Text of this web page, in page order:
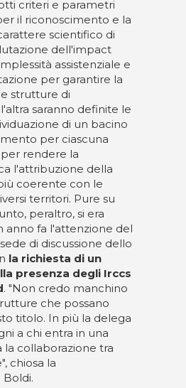
criteri e parametri
il riconoscimento e la
scientifico di
dell'impact
assistenziale e
per garantire la
strutture di
saranno definite le
di un bacino
per ciascuna
rendere la
l'attribuzione della
coerente con le
territori. Pure su
peraltro, si era
anno fa l'attenzione del
di discussione dello
la richiesta di un
presenza degli Irccs
. "Non credo manchino
che possano
titolo. In più la delega
a chi entra in una
la collaborazione tra
chiosa la